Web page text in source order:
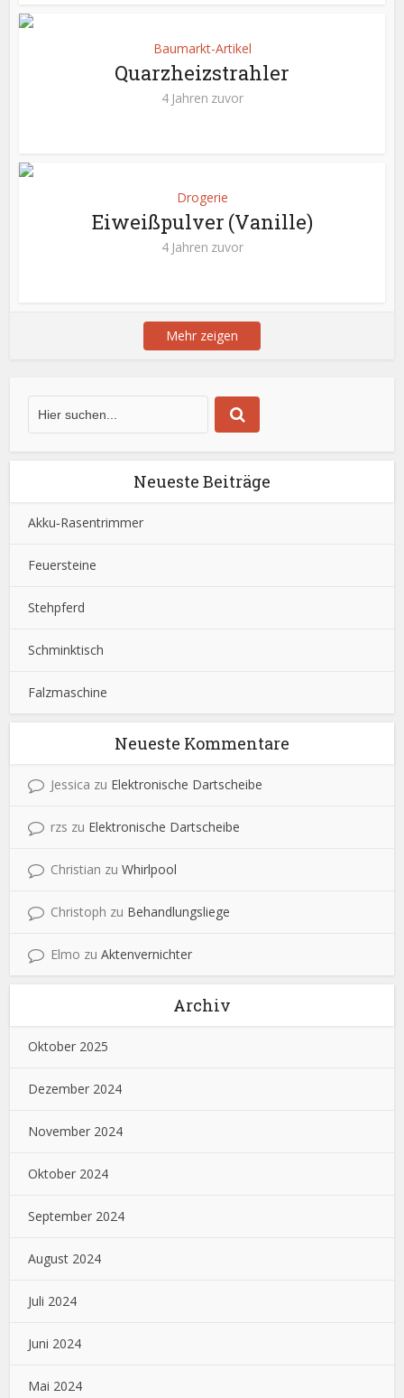
Baumarkt-Artikel
Quarzheizstrahler
4 Jahren zuvor
Drogerie
Eiweißpulver (Vanille)
4 Jahren zuvor
Mehr zeigen
Neueste Beiträge
Akku‑Rasentrimmer
Feuersteine
Stehpferd
Schminktisch
Falzmaschine
Neueste Kommentare
Jessica zu Elektronische Dartscheibe
rzs zu Elektronische Dartscheibe
Christian zuWhirlpool
Christoph zu Behandlungsliege
Elmo zuAktenvernichter
Archiv
Oktober 2025
Dezember 2024
November 2024
Oktober 2024
September 2024
August 2024
Juli 2024
Juni 2024
Mai 2024